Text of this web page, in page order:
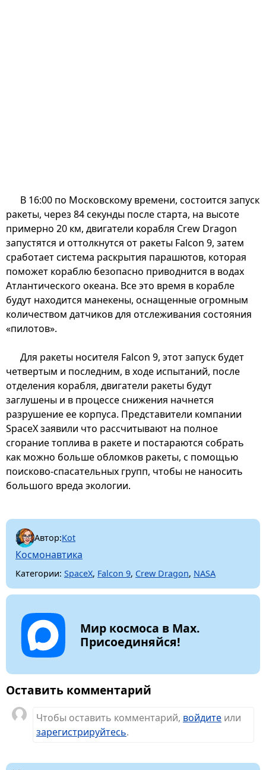
В 16:00 по Московскому времени, состоится запуск
ракеты, через 84 секунды после старта, на высоте
примерно 20 км, двигатели корабля Crew Dragon
запустятся и оттолкнутся от ракеты Falcon 9, затем
сработает система раскрытия парашютов, которая
поможет кораблю безопасно приводнится в водах
Атлантического океана. Все это время в корабле
будут находится манекены, оснащенные огромным
количеством датчиков для отслеживания состояния
«пилотов».
Для ракеты носителя Falcon 9, этот запуск будет
четвертым и последним, в ходе испытаний, после
отделения корабля, двигатели ракеты будут
заглушены и в процессе снижения начнется
разрушение ее корпуса. Представители компании
SpaceX заявили что рассчитывают на полное
сгорание топлива в ракете и постараются собрать
как можно больше обломков ракеты, с помощью
поисково-спасательных групп, чтобы не наносить
большого вреда экологии.
Автор:Kot
Космонавтика
Категории: SpaceX, Falcon 9, Crew Dragon, NASA
Мир космоса в Max.
Присоединяйся!
Оставить комментарий
Чтобы оставить комментарий, войдите или
зарегистрируйтесь.